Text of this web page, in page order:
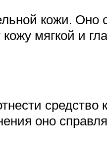
кожи. Оно
мягкой и
средство
оно